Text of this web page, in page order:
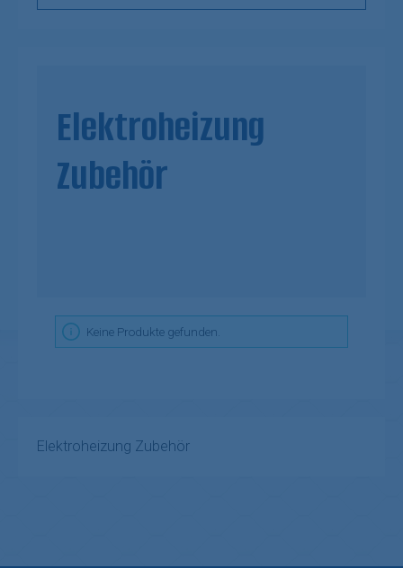
Elektroheizung
Zubehör
Keine Produkte gefunden.
Elektroheizung Zubehör